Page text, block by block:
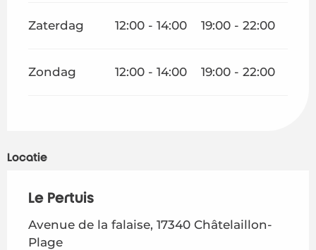
Zaterdag 12:00 - 14:00 19:00 - 22:00
Zondag 12:00 - 14:00 19:00 - 22:00
Locatie
Le Pertuis
Avenue de la falaise, 17340 Châtelaillon-
Plage